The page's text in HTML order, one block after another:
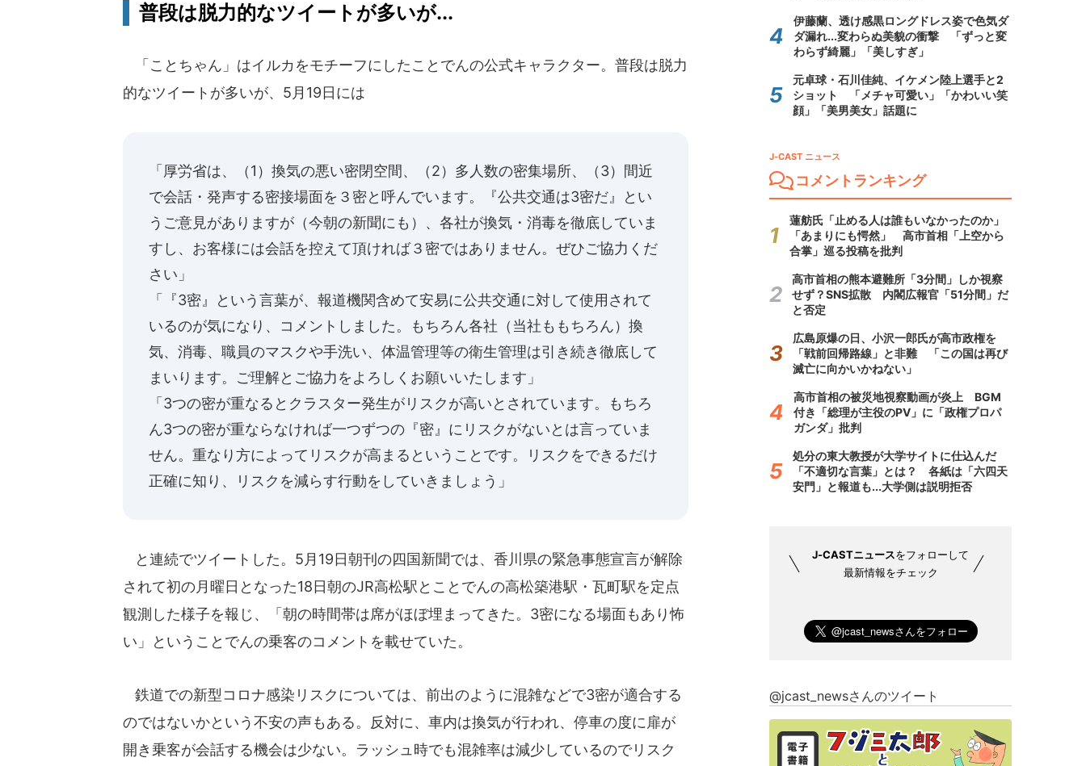
普段は脱力的なツイートが多いが...
「ことちゃん」はイルカをモチーフにしたことでんの公式キャラクター。普段は脱力
的なツイートが多いが、5月19日には
「厚労省は、（1）換気の悪い密閉空間、（2）多人数の密集場所、（3）間近
で会話・発声する密接場面を３密と呼んでいます。『公共交通は3密だ』とい
うご意見がありますが（今朝の新聞にも）、各社が換気・消毒を徹底していま
すし、お客様には会話を控えて頂ければ３密ではありません。ぜひご協力くだ
さい」
「『3密』という言葉が、報道機関含めて安易に公共交通に対して使用されて
いるのが気になり、コメントしました。もちろん各社（当社ももちろん）換
気、消毒、職員のマスクや手洗い、体温管理等の衛生管理は引き続き徹底して
まいります。ご理解とご協力をよろしくお願いいたします」
「3つの密が重なるとクラスター発生がリスクが高いとされています。もちろ
ん3つの密が重ならなければ一つずつの『密』にリスクがないとは言っていま
せん。重なり方によってリスクが高まるということです。リスクをできるだけ
正確に知り、リスクを減らす行動をしていきましょう」
と連続でツイートした。5月19日朝刊の四国新聞では、香川県の緊急事態宣言が解除
されて初の月曜日となった18日朝のJR高松駅とことでんの高松築港駅・瓦町駅を定点
観測した様子を報じ、「朝の時間帯は席がほぼ埋まってきた。3密になる場面もあり怖
い」ということでんの乗客のコメントを載せていた。
鉄道での新型コロナ感染リスクについては、前出のように混雑などで3密が適合する
のではないかという不安の声もある。反対に、車内は換気が行われ、停車の度に扉が
開き乗客が会話する機会は少ない。ラッシュ時でも混雑率は減少しているのでリスク
伊藤蘭、透け感黒ロングドレス姿で色気ダ
ダ漏れ...変わらぬ美貌の衝撃 「ずっと変
わらず綺麗」「美しすぎ」
元卓球・石川佳純、イケメン陸上選手と2
ショット 「メチャ可愛い」「かわいい笑
顔」「美男美女」話題に
J-CAST ニュース
コメントランキング
蓮舫氏「止める人は誰もいなかったのか」
「あまりにも愕然」 高市首相「上空から
合掌」巡る投稿を批判
高市首相の熊本避難所「3分間」しか視察
せず？SNS拡散 内閣広報官「51分間」だ
と否定
広島原爆の日、小沢一郎氏が高市政権を
「戦前回帰路線」と非難 「この国は再び
滅亡に向かいかねない」
高市首相の被災地視察動画が炎上 BGM
付き「総理が主役のPV」に「政権プロパ
ガンダ」批判
処分の東大教授が大学サイトに仕込んだ
「不適切な言葉」とは？ 各紙は「六四天
安門」と報道も...大学側は説明拒否
J-CASTニュースをフォローして
最新情報をチェック
@jcast_newsさんのツイート